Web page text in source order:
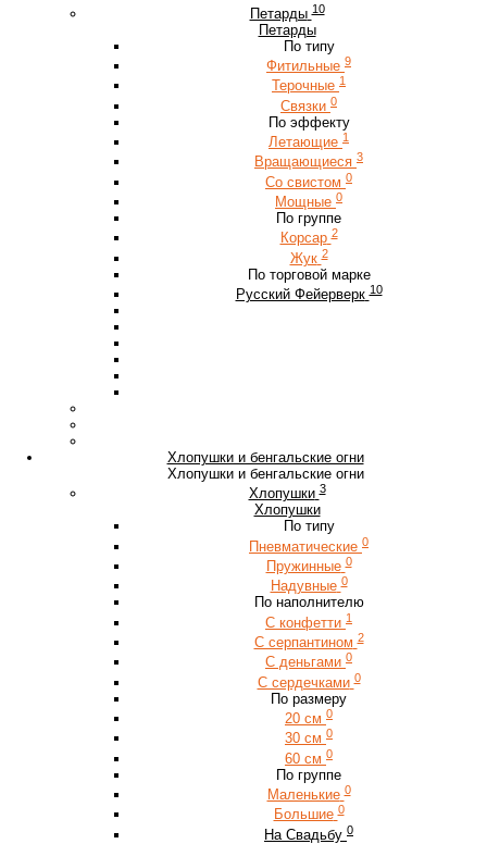
Петарды 10
Петарды
По типу
Фитильные 9
Терочные 1
Связки 0
По эффекту
Летающие 1
Вращающиеся 3
Со свистом 0
Мощные 0
По группе
Корсар 2
Жук 2
По торговой марке
Русский Фейерверк 10
Хлопушки и бенгальские огни
Хлопушки и бенгальские огни
Хлопушки 3
Хлопушки
По типу
Пневматические 0
Пружинные 0
Надувные 0
По наполнителю
С конфетти 1
С серпантином 2
С деньгами 0
С сердечками 0
По размеру
20 см 0
30 см 0
60 см 0
По группе
Маленькие 0
Большие 0
На Свадьбу 0